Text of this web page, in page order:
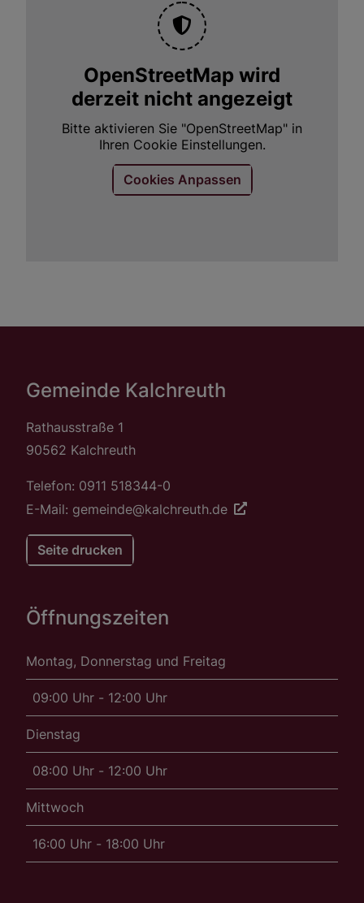
OpenStreetMap wird
derzeit nicht angezeigt
Bitte aktivieren Sie "OpenStreetMap" in
Ihren Cookie Einstellungen.
Cookies Anpassen
Gemeinde Kalchreuth
Rathausstraße 1
90562 Kalchreuth
Telefon: 0911 518344-0
E-Mail: gemeinde@kalchreuth.de
Seite drucken
Öffnungszeiten
Montag, Donnerstag und Freitag
09:00 Uhr - 12:00 Uhr
Dienstag
08:00 Uhr - 12:00 Uhr
Mittwoch
16:00 Uhr - 18:00 Uhr